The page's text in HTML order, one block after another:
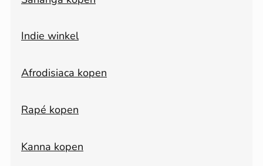
Indie winkel
Afrodisiaca kopen
Rapé kopen
Kanna kopen